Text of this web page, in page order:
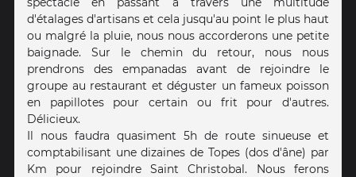
d'étalages d'artisans et cela jusqu'au point le plus haut
ou malgré la pluie, nous nous accorderons une petite
baignade. Sur le chemin du retour, nous nous
prendrons des empanadas avant de rejoindre le
groupe au restaurant et déguster un fameux poisson
en papillotes pour certain ou frit pour d'autres.
Délicieux.
Il nous faudra quasiment 5h de route sinueuse et
comptabilisant une dizaines de Topes (dos d'âne) par
Km pour rejoindre Saint Christobal. Nous ferons